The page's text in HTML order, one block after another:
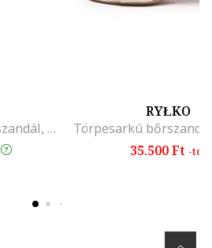
Vastag sarkú műbőr szandál, Fehér
RYŁKO
35.500 Ft -tól